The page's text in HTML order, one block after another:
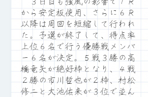
から安定板使用、さらに６Ｒ
以降は周回を短縮して行われ
た。予選が終了して、得点率
上位６名で行う優勝戦メンバ
ー６名が決定。５戦３勝の高
橋竜矢が絶好枠となり、４戦
２勝の市川哲也が２枠、村松
修二と大池佑来が３位で並ん